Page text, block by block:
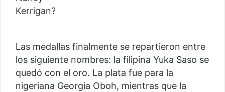
Las medallas finalmente se repartieron entre
los siguiente nombres: la filipina Yuka Saso se
quedó con el oro. La plata fue para la
nigeriana Georgia Oboh, mientras que la